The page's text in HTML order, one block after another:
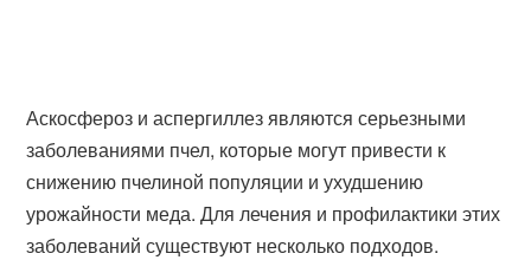
Аскосфероз и аспергиллез являются серьезными
заболеваниями пчел, которые могут привести к
снижению пчелиной популяции и ухудшению
урожайности меда. Для лечения и профилактики этих
заболеваний существуют несколько подходов.